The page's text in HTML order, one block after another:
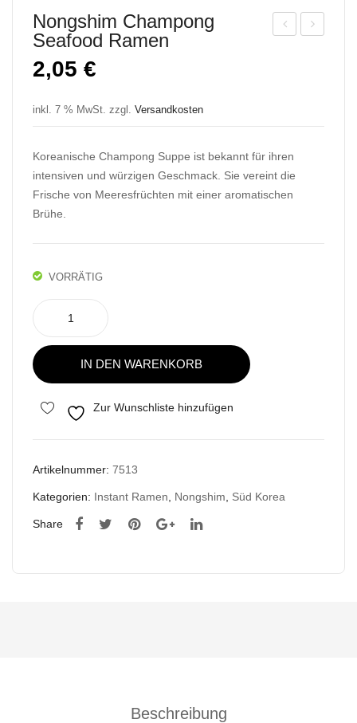
Spi
cy
Red
n
Nongshim Champong
Seafood Ramen
2,05 €
inkl. 7 % MwSt. zzgl. Versandkosten
Koreanische Champong Suppe ist bekannt für ihren
intensiven und würzigen Geschmack. Sie vereint die
Frische von Meeresfrüchten mit einer aromatischen
Brühe.
VORRÄTIG
Champong
Seafood
Ramen
Menge
IN DEN WARENKORB
Zur Wunschliste hinzufügen
Artikelnummer: 7513
Kategorien: Instant Ramen Nongshim Süd Korea
Share
Beschreibung